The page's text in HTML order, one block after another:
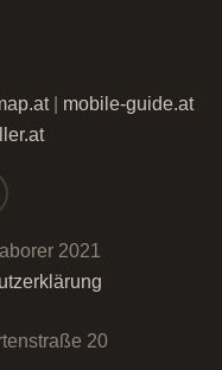
|
mobile-guide.at
2021
20